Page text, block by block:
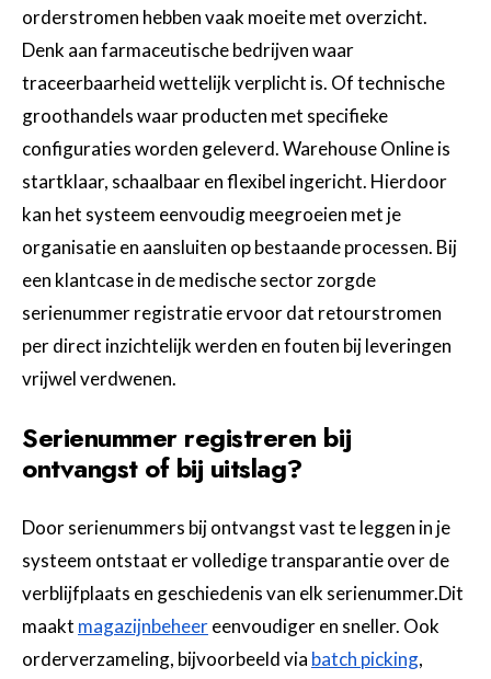
orderstromen hebben vaak moeite met overzicht.
Denk aan farmaceutische bedrijven waar
traceerbaarheid wettelijk verplicht is. Of technische
groothandels waar producten met specifieke
configuraties worden geleverd. Warehouse Online is
startklaar, schaalbaar en flexibel ingericht. Hierdoor
kan het systeem eenvoudig meegroeien met je
organisatie en aansluiten op bestaande processen. Bij
een klantcase in de medische sector zorgde
serienummer registratie ervoor dat retourstromen
per direct inzichtelijk werden en fouten bij leveringen
vrijwel verdwenen.
Serienummer registreren bij
ontvangst of bij uitslag?
Door serienummers bij ontvangst vast te leggen in je
systeem ontstaat er volledige transparantie over de
verblijfplaats en geschiedenis van elk serienummer.Dit
maakt magazijnbeheereenvoudiger en sneller. Ook
orderverzameling, bijvoorbeeld via batch picking,